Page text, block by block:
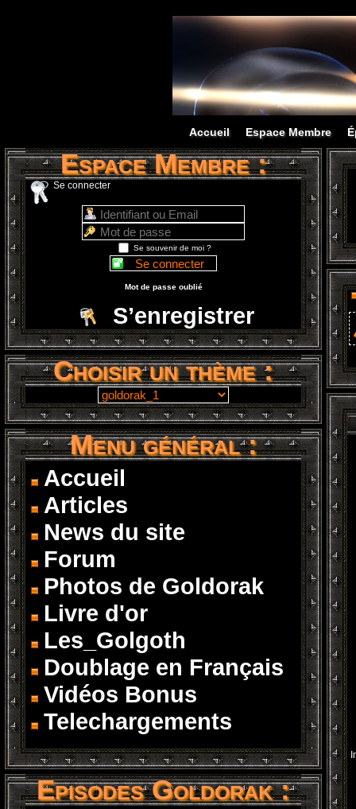
Accueil Espace Membre
Espace Membre :
Se connecter
Se souvenir de moi ?
Mot de passe oublié
S’enregistrer
Choisir un thème :
Menu général :
Accueil
Articles
News du site
Forum
Photos de Goldorak
Livre d'or
Les_Golgoth
Doublage en Français
Vidéos Bonus
Telechargements
Episodes Goldorak :